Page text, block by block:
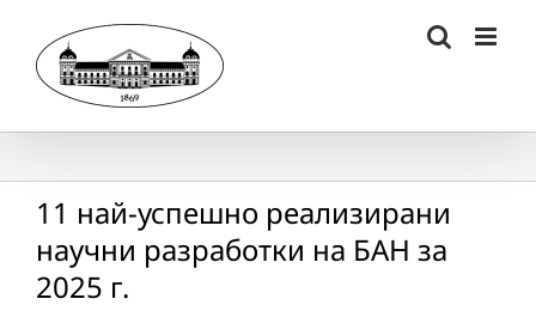
content
11 най-успешно реализирани
научни разработки на БАН за
2025 г.